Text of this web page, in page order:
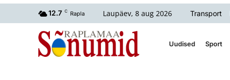
12.7 C Rapla Laupäev, 8 aug 2026 Transport
Uudised Sport